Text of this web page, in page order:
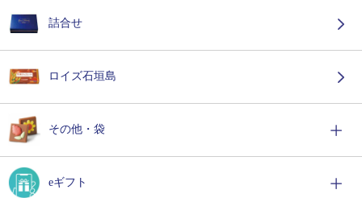
詰合せ
ロイズ石垣島
その他・袋
eギフト